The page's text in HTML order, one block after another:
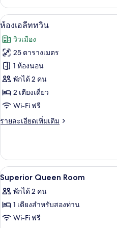
เกี่ยว
กับ
ห้อง
ลี
ทดับเบิล
เปิด
ภาพถ่าย
ทั้งหมด
ของ
ห้อง
เอ
ลีท
ทวิน
7
ห้องเอลีททวิน
วิวเมือง
25 ตารางเมตร
1 ห้องนอน
พักได้ 2 คน
2 เตียงเดี่ยว
Wi-Fi ฟรี
รายละเอียดเพิ่มเติม
ราย
เกี่ยว
กับ
ห้อง
ลีท
ทวิ
เปิด
ภาพถ่าย
ทั้งหมด
ของ
2
Superior Queen Room
พักได้ 2 คน
1 เตียงสำหรับสองท่าน
Wi-Fi ฟรี